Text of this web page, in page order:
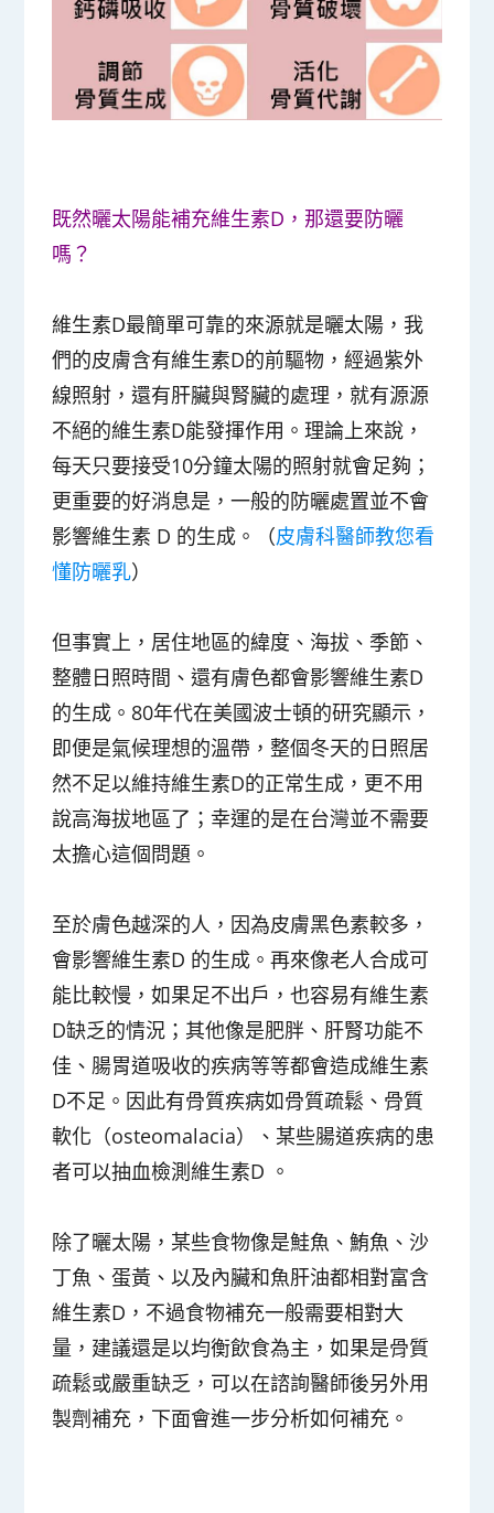
既然曬太陽能補充維生素D，那還要防曬
嗎？
維生素D最簡單可靠的來源就是曬太陽，我
們的皮膚含有維生素D的前驅物，經過紫外
線照射，還有肝臟與腎臟的處理，就有源源
不絕的維生素D能發揮作用。理論上來說，
每天只要接受10分鐘太陽的照射就會足夠；
更重要的好消息是，一般的防曬處置並不會
影響維生素 D 的生成。（皮膚科醫師教您看
懂防曬乳）
但事實上，居住地區的緯度、海拔、季節、
整體日照時間、還有膚色都會影響維生素D
的生成。80年代在美國波士頓的研究顯示，
即便是氣候理想的溫帶，整個冬天的日照居
然不足以維持維生素D的正常生成，更不用
說高海拔地區了；幸運的是在台灣並不需要
太擔心這個問題。
至於膚色越深的人，因為皮膚黑色素較多，
會影響維生素D 的生成。再來像老人合成可
能比較慢，如果足不出戶，也容易有維生素
D缺乏的情況；其他像是肥胖、肝腎功能不
佳、腸胃道吸收的疾病等等都會造成維生素
D不足。因此有骨質疾病如骨質疏鬆、骨質
軟化（osteomalacia）、某些腸道疾病的患
者可以抽血檢測維生素D 。
除了曬太陽，某些食物像是鮭魚、鮪魚、沙
丁魚、蛋黃、以及內臟和魚肝油都相對富含
維生素D，不過食物補充一般需要相對大
量，建議還是以均衡飲食為主，如果是骨質
疏鬆或嚴重缺乏，可以在諮詢醫師後另外用
製劑補充，下面會進一步分析如何補充。